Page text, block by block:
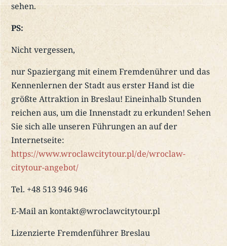
sehen.
PS:
Nicht vergessen,
nur Spaziergang mit einem Fremdenührer und das
Kennenlernen der Stadt aus erster Hand ist die
größte Attraktion in Breslau! Eineinhalb Stunden
reichen aus, um die Innenstadt zu erkunden! Sehen
Sie sich alle unseren Führungen an auf der
Internetseite:
https://www.wroclawcitytour.pl/de/wroclaw-
citytour-angebot/
Tel. +48 513 946 946
E-Mail an kontakt@wroclawcitytour.pl
Lizenzierte Fremdenführer Breslau